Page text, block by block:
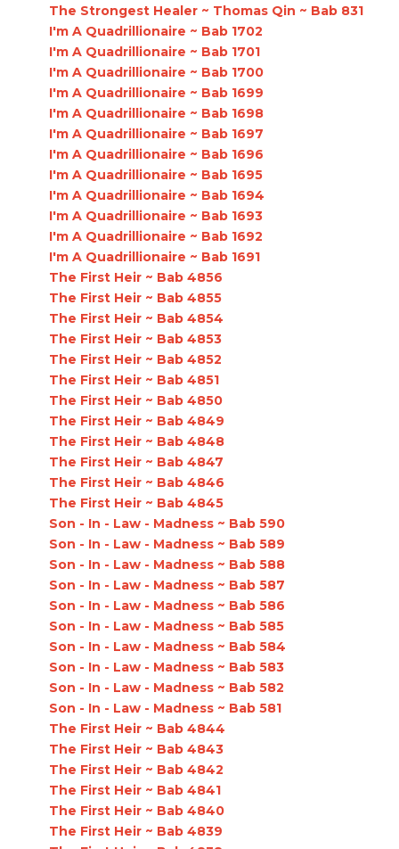
The Strongest Healer ~ Thomas Qin ~ Bab 831
I'm A Quadrillionaire ~ Bab 1702
I'm A Quadrillionaire ~ Bab 1701
I'm A Quadrillionaire ~ Bab 1700
I'm A Quadrillionaire ~ Bab 1699
I'm A Quadrillionaire ~ Bab 1698
I'm A Quadrillionaire ~ Bab 1697
I'm A Quadrillionaire ~ Bab 1696
I'm A Quadrillionaire ~ Bab 1695
I'm A Quadrillionaire ~ Bab 1694
I'm A Quadrillionaire ~ Bab 1693
I'm A Quadrillionaire ~ Bab 1692
I'm A Quadrillionaire ~ Bab 1691
The First Heir ~ Bab 4856
The First Heir ~ Bab 4855
The First Heir ~ Bab 4854
The First Heir ~ Bab 4853
The First Heir ~ Bab 4852
The First Heir ~ Bab 4851
The First Heir ~ Bab 4850
The First Heir ~ Bab 4849
The First Heir ~ Bab 4848
The First Heir ~ Bab 4847
The First Heir ~ Bab 4846
The First Heir ~ Bab 4845
Son - In - Law - Madness ~ Bab 590
Son - In - Law - Madness ~ Bab 589
Son - In - Law - Madness ~ Bab 588
Son - In - Law - Madness ~ Bab 587
Son - In - Law - Madness ~ Bab 586
Son - In - Law - Madness ~ Bab 585
Son - In - Law - Madness ~ Bab 584
Son - In - Law - Madness ~ Bab 583
Son - In - Law - Madness ~ Bab 582
Son - In - Law - Madness ~ Bab 581
The First Heir ~ Bab 4844
The First Heir ~ Bab 4843
The First Heir ~ Bab 4842
The First Heir ~ Bab 4841
The First Heir ~ Bab 4840
The First Heir ~ Bab 4839